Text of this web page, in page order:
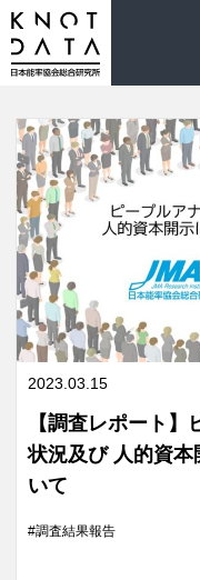
2023.03.15
【調査レポート
状況及び 人的資
いて
調査結果報告